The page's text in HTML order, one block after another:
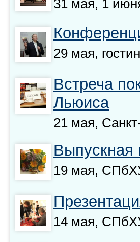
31 мая, 1
29 мая,
Встреча
Льюиса
21 мая,
19 мая,
14 мая,